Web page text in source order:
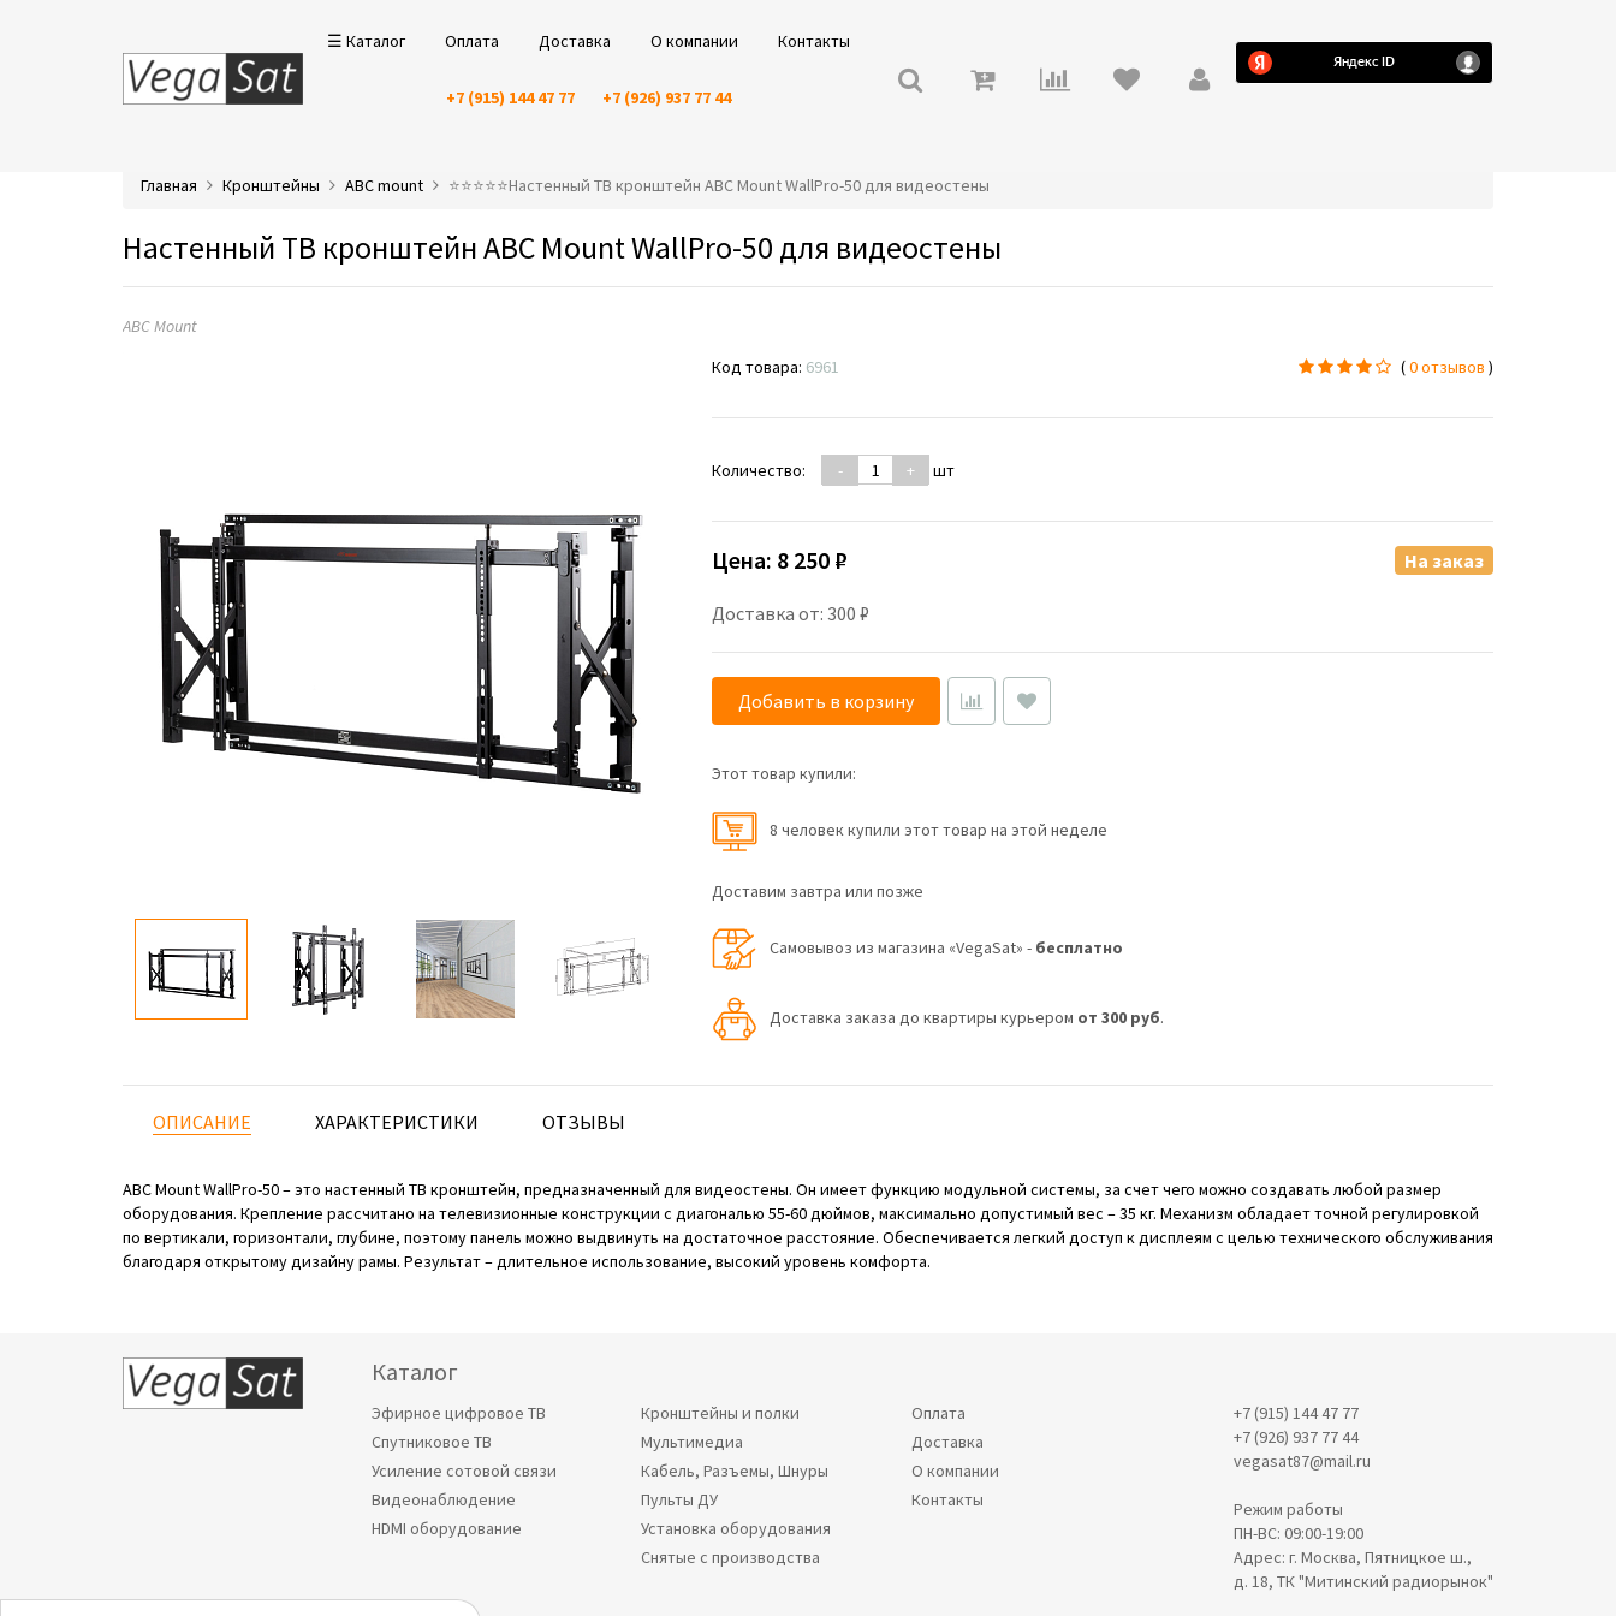
☰ Каталог Оплата Доставка О компании Контакты
+7 (915) 144 47 77 +7 (926) 937 77 44
Главная Кронштейны ABC mount ⭐️⭐️⭐️⭐️⭐️Настенный ТВ кронштейн ABC Mount WallPro-50 для видеостены
Настенный ТВ кронштейн ABC Mount WallPro-50 для видеостены
ABC Mount
Код товара: 6961 (0 отзывов )
Количество: - + шт
Цена: 8 250 ₽
Доставка от: 300 ₽
На заказ
Добавить в корзину
Этот товар купили:
8 человек купили этот товар на этой неделе
Доставим завтра или позже
Самовывоз из магазина «VegaSat» - бесплатно
Доставка заказа до квартиры курьером от 300 руб.
ОПИСАНИЕ ХАРАКТЕРИСТИКИ ОТЗЫВЫ
ABC Mount WallPro-50 – это настенный ТВ кронштейн, предназначенный для видеостены. Он имеет функцию модульной системы, за счет чего можно создавать любой размер
оборудования. Крепление рассчитано на телевизионные конструкции с диагональю 55-60 дюймов, максимально допустимый вес – 35 кг. Механизм обладает точной регулировкой
по вертикали, горизонтали, глубине, поэтому панель можно выдвинуть на достаточное расстояние. Обеспечивается легкий доступ к дисплеям с целью технического обслуживания
благодаря открытому дизайну рамы. Результат – длительное использование, высокий уровень комфорта.
Каталог
Эфирное цифровое ТВ
Спутниковое ТВ
Усиление сотовой связи
Видеонаблюдение
HDMI оборудование
Кронштейны и полки
Мультимедиа
Кабель, Разъемы, Шнуры
Пульты ДУ
Установка оборудования
Снятые с производства
Оплата
Доставка
О компании
Контакты
+7 (915) 144 47 77
+7 (926) 937 77 44
vegasat87@mail.ru
Режим работы
ПН-ВС: 09:00-19:00
Адрес: г. Москва, Пятницкое ш.,
д. 18, ТК "Митинский радиорынок"